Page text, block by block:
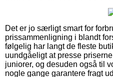
Det er jo særligt smart for
prissammenligning i blandt
følgelig har langt de fleste
uundgåeligt at presse
juniorer, og desuden også til
nogle gange garantere fragt